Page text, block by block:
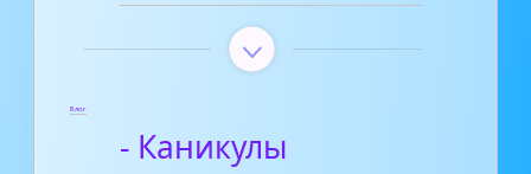
Блог
- Каникулы